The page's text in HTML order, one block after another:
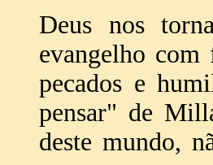
Deus nos
evangelho com
pecados e
pensar" de
deste mundo,